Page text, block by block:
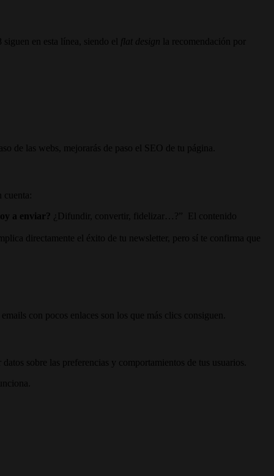
en esta línea, siendo el flat design la recomendación por
de las webs, mejorarás de paso el SEO de tu página.
a enviar? ¿Difundir, convertir, fidelizar…?” El contenido
directamente el éxito de tu newsletter, pero sí te confirma que
con pocos enlaces son los que más clics consiguen.
sobre las preferencias y comportamientos de tus usuarios.